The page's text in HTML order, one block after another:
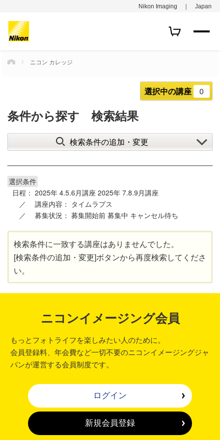
Nikon Imaging ｜ Japan
HOMEニコン カレッジ
選択中の講座 0
条件から探す 検索結果
検索条件の追加・変更
選択条件
日程： 2025年 4.5.6月講座 2025年 7.8.9月講座
講座内容： タイムラプス
募集状況： 募集開始前 募集中 キャンセル待ち
検索条件に一致する講座はありませんでした。
[検索条件の追加・変更]ボタンから再度検索してくださ
い。
ニコンイメージング会員
もっとフォトライフを楽しみたい人のために。
会員登録料、年会費など一切不要のニコンイメージングジャ
パンが運営する会員制度です。
ログイン
新規会員登録